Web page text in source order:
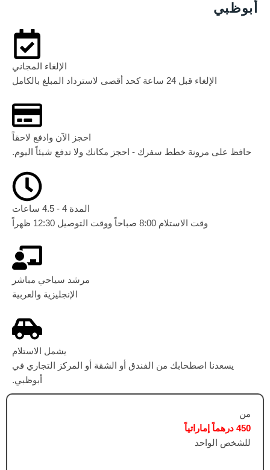
أبوظبي
الإلغاء المجاني
الإلغاء قبل 24 ساعة كحد أقصى لاسترداد المبلغ بالكامل
احجز الآن وادفع لاحقاً
حافظ على مرونة خطط سفرك - احجز مكانك ولا تدفع شيئاً اليوم.
المدة 4 - 4.5 ساعات
وقت الاستلام 8:00 صباحاً ووقت التوصيل 12:30 ظهراً
مرشد سياحي مباشر
الإنجليزية والعربية
يشمل الاستلام
يسعدنا اصطحابك من الفندق أو الشقة أو المركز التجاري في
أبوظبي.
من
450 درهماً إماراتياً
للشخص الواحد